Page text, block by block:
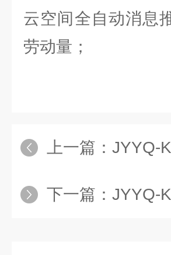
云空间全自动消息
劳动量；
上一篇： JYYQ-
下一篇： JYYQ-